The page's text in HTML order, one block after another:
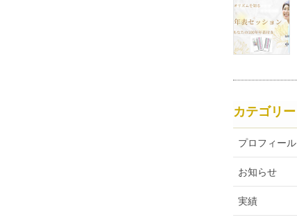
カテゴリー
プロフィール
お知らせ
実績